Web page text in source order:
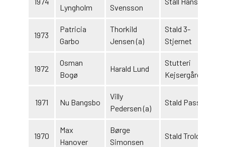
Lyngholm
Svensson
1973
Patricia
Garbo
Thorkild
Jensen (a)
Stald 3-
Stjernet
1972
Osman
Bogø
Harald Lund
Stutteri
Kejsergården
1971 Nu Bangsbo
Villy
Pedersen (a)
Stald Passat
1970
Max
Hanover
Børge
Simonsen
Stald Trolddal